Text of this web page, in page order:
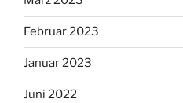
Februar 2023
Januar 2023
Juni 2022